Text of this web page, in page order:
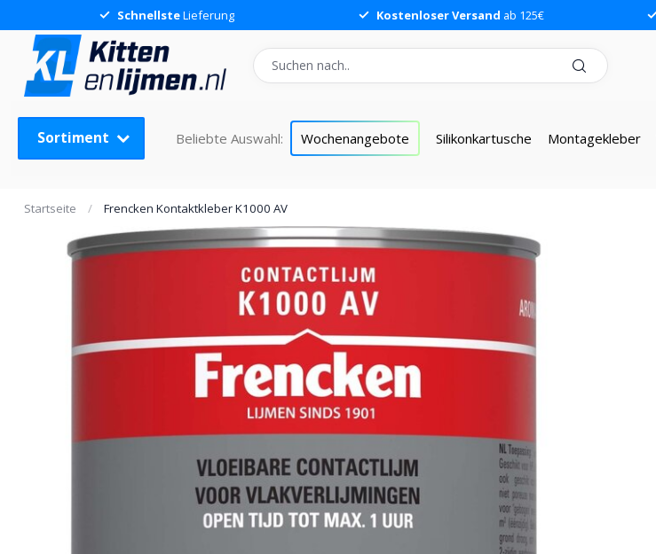
SchnellsteLieferung Kostenloser Versand ab 125€
Sortiment Beliebte Auswahl: Wochenangebote Silikonkartusche Montagekleber
Startseite / Frencken Kontaktkleber K1000 AV